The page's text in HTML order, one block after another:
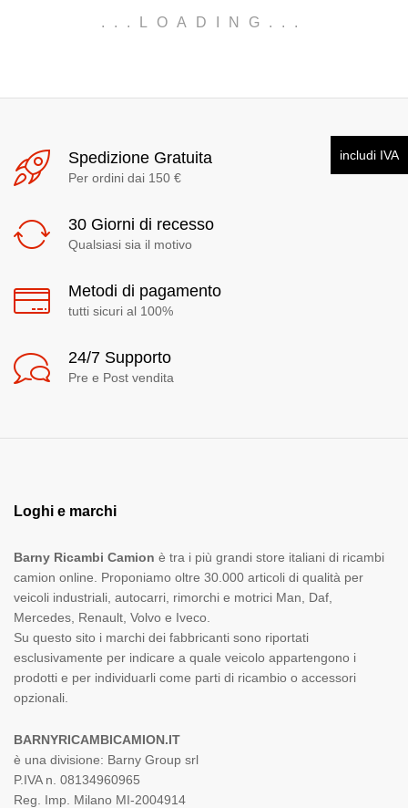
. . . LOADING . . .
Spedizione Gratuita
Per ordini dai 150 €
30 Giorni di recesso
Qualsiasi sia il motivo
Metodi di pagamento
tutti sicuri al 100%
24/7 Supporto
Pre e Post vendita
Loghi e marchi
Barny Ricambi Camion è tra i più grandi store italiani di ricambi
camion online. Proponiamo oltre 30.000 articoli di qualità per
veicoli industriali, autocarri, rimorchi e motrici Man, Daf,
Mercedes, Renault, Volvo e Iveco.
Su questo sito i marchi dei fabbricanti sono riportati
esclusivamente per indicare a quale veicolo appartengono i
prodotti e per individuarli come parti di ricambio o accessori
opzionali.
BARNYRICAMBICAMION.IT
è una divisione: Barny Group srl
P.IVA n. 08134960965
Reg. Imp. Milano MI-2004914
includi IVA